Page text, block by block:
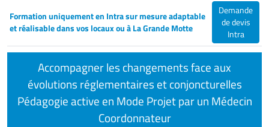
Formation uniquement en Intra sur mesure adaptable
et réalisable dans vos locaux ou à La Grande Motte
Demande
de devis
Intra
Accompagner les changements face aux
évolutions réglementaires et conjoncturelles
Pédagogie active en Mode Projet par un Médecin
Coordonnateur